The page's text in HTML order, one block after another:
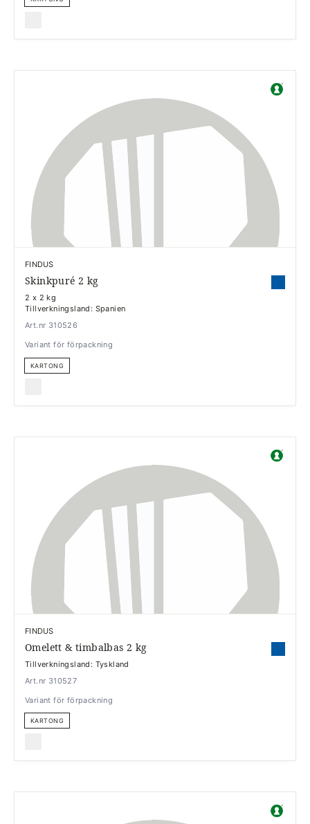
FINDUS
Skinkpuré 2 kg
2 x 2 kg
Tillverkningsland: Spanien
Art.nr 310526
Variant för förpackning
KARTONG
FINDUS
Omelett & timbalbas 2 kg
Tillverkningsland: Tyskland
Art.nr 310527
Variant för förpackning
KARTONG